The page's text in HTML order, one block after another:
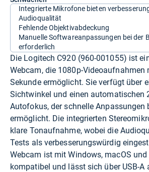
Integrierte Mikrofone bieten
Audioqualität
Fehlende Objektivabdeckung
Manuelle Softwareanpassungen bei der
erforderlich
Die Logitech C920 (960-001055) ist
Webcam, die 1080p-Videoaufnahmen
Sekunde ermöglicht. Sie verfügt über
Sichtwinkel und einen automatischen
Autofokus, der schnelle Anpassungen
ermöglicht. Die integrierten
klare Tonaufnahme, wobei die
Tests als verbesserungswürdig
Webcam ist mit Windows, macOS und
kompatibel und lässt sich über USB-A